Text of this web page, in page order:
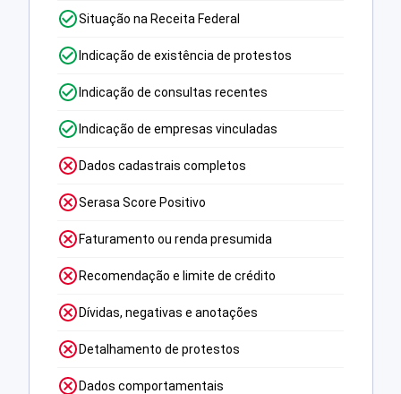
Situação na Receita Federal
Indicação de existência de protestos
Indicação de consultas recentes
Indicação de empresas vinculadas
Dados cadastrais completos
Serasa Score Positivo
Faturamento ou renda presumida
Recomendação e limite de crédito
Dívidas, negativas e anotações
Detalhamento de protestos
Dados comportamentais